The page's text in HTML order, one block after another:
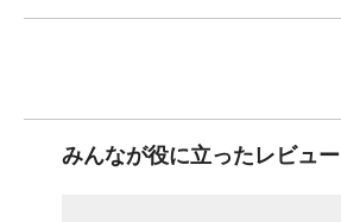
みんなが役に立ったレビュー